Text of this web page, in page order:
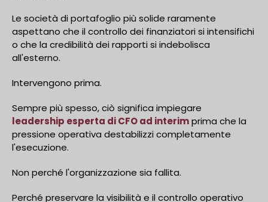
Le società di portafoglio più solide raramente
aspettano che il controllo dei finanziatori si intensifichi
o che la credibilità dei rapporti si indebolisca
all'esterno.
Intervengono prima.
Sempre più spesso, ciò significa impiegare
leadership esperta di CFO ad interimprima che la
pressione operativa destabilizzi completamente
l'esecuzione.
Non perché l'organizzazione sia fallita.
Perché preservare la visibilità e il controllo operativo